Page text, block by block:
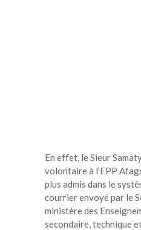
En effet, le Sieur
volontaire à l’EPP
plus admis dans le
courrier envoyé par le
ministère des
secondaire, technique